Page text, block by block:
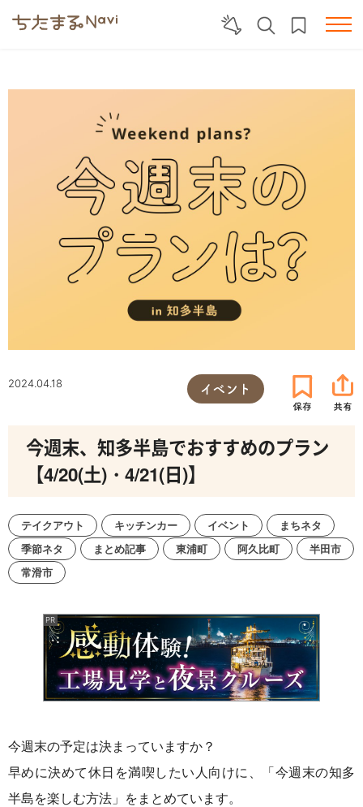
2024.04.18 イベント
今週末、知多半島でおすすめのプラン
【4/20(土)・4/21(日)】
テイクアウト キッチンカー イベント
まちネタ
季節ネタ
まとめ記事 東浦町 阿久比町
半田市
常滑市
今週末の予定は決まっていますか？
早めに決めて休日を満喫したい人向けに、「今週末の知多
半島を楽しむ方法」をまとめています。